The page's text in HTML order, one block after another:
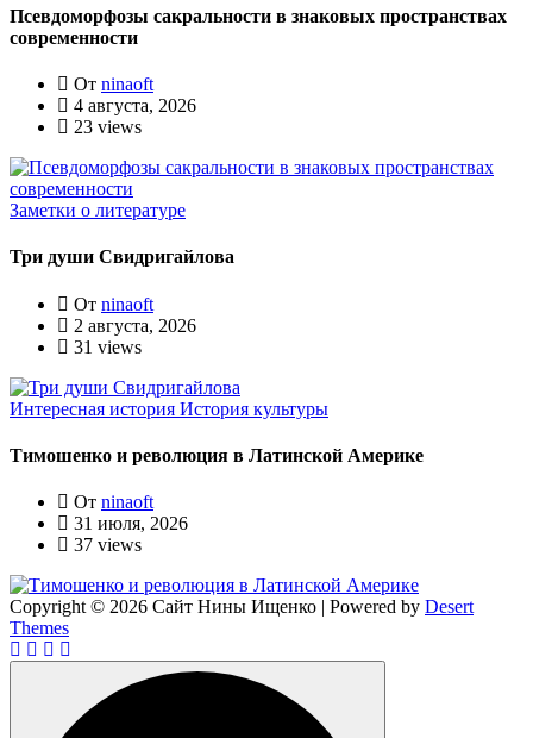
Псевдоморфозы сакральности в знаковых пространствах
современности
От ninaoft
4 августа, 2026
23 views
Заметки о литературе
Три души Свидригайлова
От ninaoft
2 августа, 2026
31 views
Интересная история История культуры
Тимошенко и революция в Латинской Америке
От ninaoft
31 июля, 2026
37 views
Copyright © 2026 Сайт Нины Ищенко | Powered by Desert
Themes